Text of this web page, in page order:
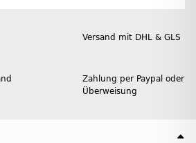
Versand mit DHL & GLS
Zahlung per Paypal oder
Überweisung